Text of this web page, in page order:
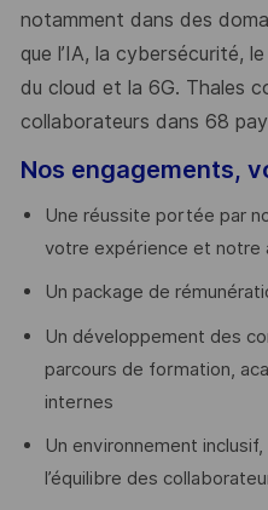
notamment dans des
que l’IA, la cybersécurité,
du cloud et la 6G. Thales
collaborateurs dans 68
Nos engagements,
Une réussite portée par
votre expérience et notre
Un package de
Un développement des
parcours de formation,
internes
Un environnement
l’équilibre des